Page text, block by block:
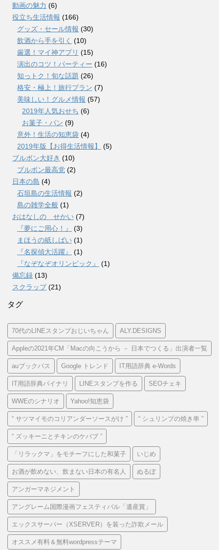
動画の魅力 (6)
役立ち生活情報 (166)
グッズ・セール情報 (30)
飲酒から手を引く (10)
厳選！マイ神アプリ (15)
演出のコツ！パーティー (16)
知っトク！旬な話題 (26)
格安・極上！旅行プラン (7)
美味しい！グルメ情報 (57)
2019年人気おせち (6)
お菓子・パン (9)
意外！生活の知恵袋 (4)
2019年版【お得生活情報】
(5)
ブルボン大好き (10)
ブルボン最高党 (2)
日本の島 (4)
石垣島の生活情報 (2)
島の雑学全般 (1)
おはなしの せかい (7)
『夢にご用心！』
(3)
まほうの紙しばい (1)
『名探偵大活躍』
(1)
『なぞなぞオリンピック』
(1)
備忘録 (13)
スクラップ(21)
タグ
70代のLINEスタンプおじいちゃん ALY.DESIGNS
Appleの2021年CM「Macの向こうから － 日本でつくる」出演者一覧
auブックパス Google トレンド IT用語辞典 e-Words
IT用語辞典バイナリ LINEスタンプを作る SEOチェキ
WWEのシナリオ Yahoo!知恵袋
“ サツマイモのコリアンダーソースがけ ” “ シュリンプの焼き串 ”
“ ズッキーニとチキンのケバブ ”
「リラックマ」をモチーフにした和菓子 いじめ
お酒が飲めない、飲まない日本の有名人 ぬるぽ
アンガーマネジメント
アングレーム国際漫画フェスティバル「遺産賞」
エックスサーバー（XSERVER）を装った詐欺メール
オススメ有料＆無料wordpressテーマ